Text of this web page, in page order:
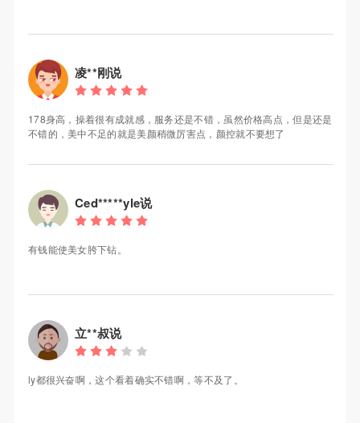
凌**刚说
178身高，操着很有成就感，服务还是不错，虽然价格高点，但是还是
不错的，美中不足的就是美颜稍微厉害点，颜控就不要想了
Ced*****yle说
有钱能使美女胯下钻。
立**叔说
ly都很兴奋啊，这个看着确实不错啊，等不及了。